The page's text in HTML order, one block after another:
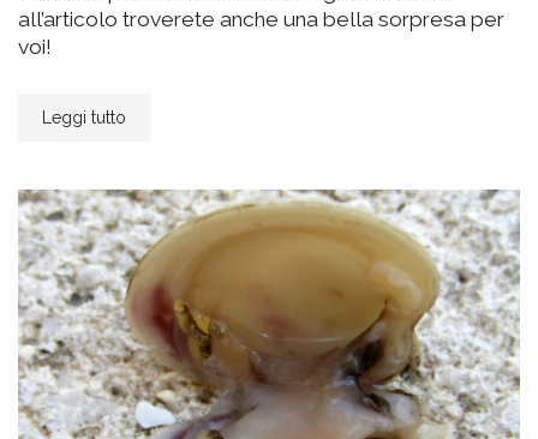
all’articolo troverete anche una bella sorpresa per
voi!
Leggi tutto